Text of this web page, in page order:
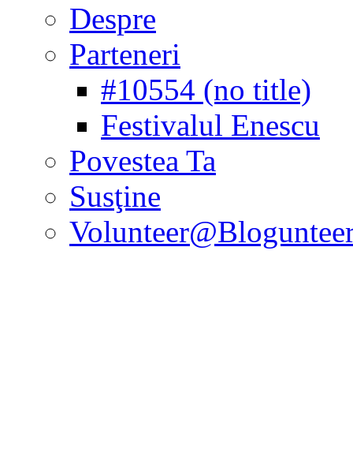
Despre
Parteneri
#10554 (no title)
Festivalul Enescu
Povestea Ta
Susţine